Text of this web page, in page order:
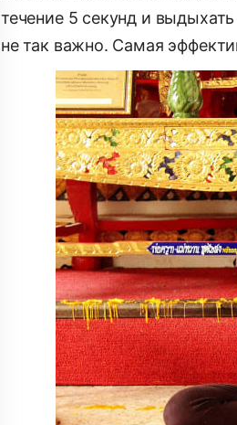
течение 5 секунд и
не так важно. Самая